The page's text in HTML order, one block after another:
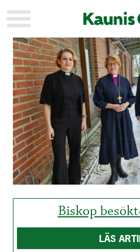
KAUPUNKI
STADEN
AJANKOHTAISTA
URHEILU
IDROTT
KULTTUURI
KULTUR
HISTORIA
YLEINEN
ALLMÄN
MAINOSTAJILLE
FÖR
Biskop
LÄS